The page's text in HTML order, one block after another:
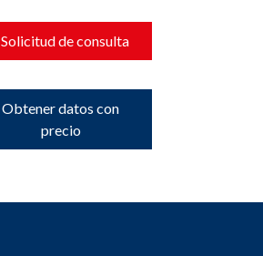
Solicitud de consulta
Obtener datos con
precio